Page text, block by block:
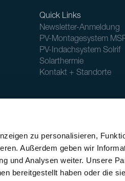
zu personalisieren,
Außerdem geben wir
und Analysen weiter. Unsere
bereitgestellt haben oder die
Quick Links
Newsletter-Anmeldung
PV-Montagesystem
PV-Indachsystem Solrif
Solarthermie
Kontakt + Standorte
Impressum Disclaimer